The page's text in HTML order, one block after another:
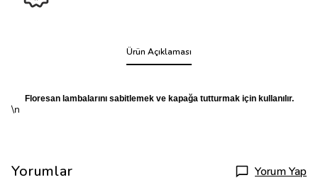
Ürün Açıklaması
Floresan lambalarını sabitlemek ve kapağa tutturmak için kullanılır.
\n
Yorumlar Yorum Yap